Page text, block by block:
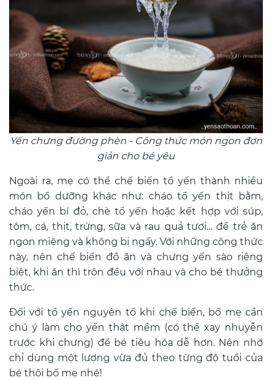
Yến chưng đường phèn - Công thức món ngon đơn
giản cho bé yêu
Ngoài ra, mẹ có thể chế biến tổ yến thành nhiều
món bổ dưỡng khác như: cháo tổ yến thịt bằm,
cháo yến bí đỏ, chè tổ yến hoặc kết hợp với súp,
tôm, cá, thịt, trứng, sữa và rau quả tươi… để trẻ ăn
ngon miệng và không bị ngấy. Với những công thức
này, nên chế biến đồ ăn và chưng yến sào riêng
biệt, khi ăn thì trộn đều với nhau và cho bé thưởng
thức.
Đối với tổ yến nguyên tổ khi chế biến, bố mẹ cần
chú ý làm cho yến thật mềm (có thể xay nhuyễn
trước khi chưng) để bé tiêu hóa dễ hơn. Nên nhớ
chỉ dùng một lượng vừa đủ theo từng độ tuổi của
bé thôi bố mẹ nhé!